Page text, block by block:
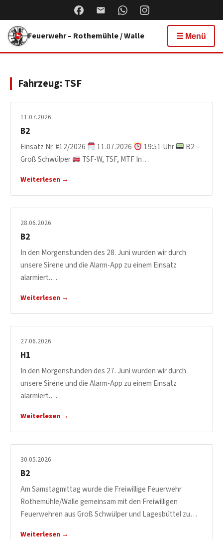
Feuerwehr – Rothemühle / Walle ☰ Menü
Fahrzeug: TSF
11.07.2026
B2
Einsatz Nr. #12/2026 11.07.2026 19:51 Uhr
B2 –
Groß Schwülper
TSF-W, TSF, MTF In…
Weiterlesen →
28.06.2026
B2
In den Morgenstunden des 28. Juni wurden wir durch
unsere Sirene und die Alarm-App zu einem Einsatz
alarmiert.…
Weiterlesen →
27.06.2026
H1
In den Morgenstunden des 27. Juni wurden wir durch
unsere Sirene und die Alarm-App zu einem Einsatz
alarmiert.…
Weiterlesen →
30.05.2026
B2
Am Samstagmittag wurde die Freiwillige Feuerwehr
Rothemühle/Walle gemeinsam mit den Freiwilligen
Feuerwehren aus Groß Schwülper und Lagesbüttel zu…
Weiterlesen →